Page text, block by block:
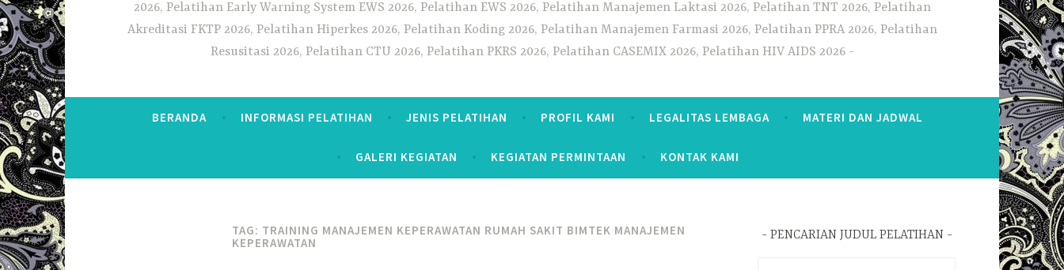
2026, Pelatihan Early Warning System EWS 2026, Pelatihan EWS 2026, Pelatihan Manajemen Laktasi 2026, Pelatihan TNT 2026, Pelatihan
Akreditasi FKTP 2026, Pelatihan Hiperkes 2026, Pelatihan Koding 2026, Pelatihan Manajemen Farmasi 2026, Pelatihan PPRA 2026, Pelatihan
Resusitasi 2026, Pelatihan CTU 2026, Pelatihan PKRS 2026, Pelatihan CASEMIX 2026, Pelatihan HIV AIDS 2026
BERANDA INFORMASI PELATIHAN JENIS PELATIHAN PROFIL KAMI LEGALITAS LEMBAGA MATERI DAN JADWAL
GALERI KEGIATAN KEGIATAN PERMINTAAN KONTAK KAMI
TAG: TRAINING MANAJEMEN KEPERAWATAN RUMAH SAKIT BIMTEK MANAJEMEN
KEPERAWATAN
PENCARIAN JUDUL PELATIHAN